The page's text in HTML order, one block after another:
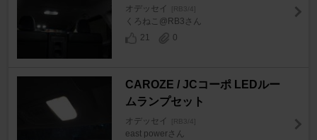
オデッセイ [RB3/4]
くろねこ@RB3さん
21
0
CAROZE / JCコーポ LEDルー
ムランプセット
オデッセイ [RB3/4]
east powerさん